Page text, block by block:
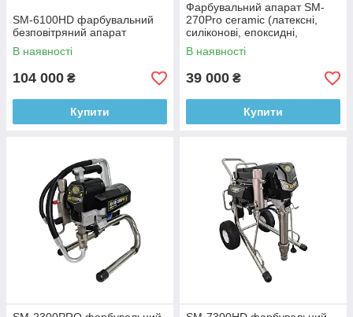
SM-6100HD фарбувальний
безповітряний апарат
В наявності
104 000 ₴
Купити
Фарбувальний апарат SM-
270Pro ceramic (латексні,
силіконові, епоксидні,
поліуретанові, ПФ, ГФ
В наявності
39 000 ₴
Купити